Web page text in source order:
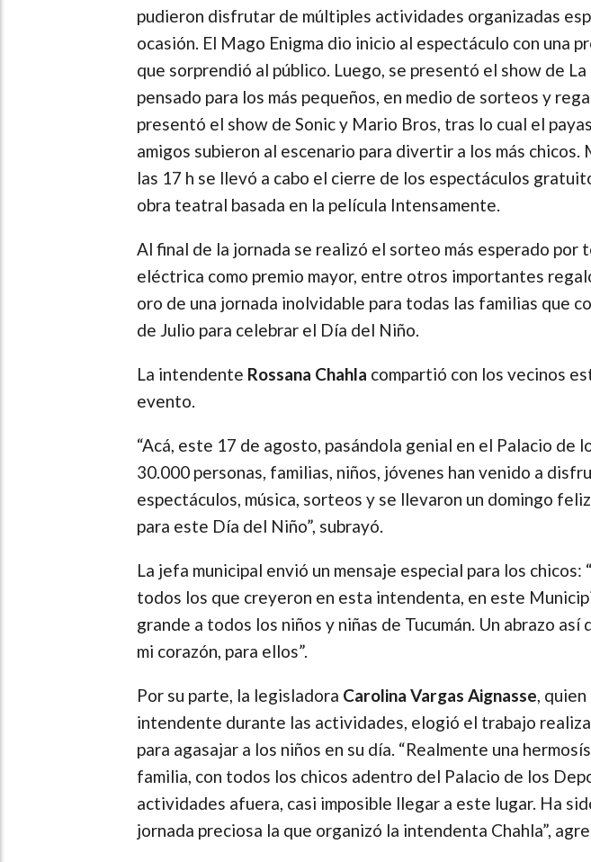
pudieron disfrutar de múltiples actividades organizadas
ocasión. El Mago Enigma dio inicio al espectáculo con una
que sorprendió al público. Luego, se presentó el show de La
pensado para los más pequeños, en medio de sorteos y
presentó el show de Sonic y Mario Bros, tras lo cual el
amigos subieron al escenario para divertir a los más chicos.
las 17 h se llevó a cabo el cierre de los espectáculos
obra teatral basada en la película Intensamente.
Al final de la jornada se realizó el sorteo más esperado por
eléctrica como premio mayor, entre otros importantes
oro de una jornada inolvidable para todas las familias que
de Julio para celebrar el Día del Niño.
La intendente Rossana Chahla compartió con los vecinos
evento.
“Acá, este 17 de agosto, pasándola genial en el Palacio de
30.000 personas, familias, niños, jóvenes han venido a
espectáculos, música, sorteos y se llevaron un domingo
para este Día del Niño”, subrayó.
La jefa municipal envió un mensaje especial para los chicos:
todos los que creyeron en esta intendenta, en este
grande a todos los niños y niñas de Tucumán. Un abrazo así
mi corazón, para ellos”.
Por su parte, la legisladora Carolina Vargas Aignasse, quien
intendente durante las actividades, elogió el trabajo
para agasajar a los niños en su día. “Realmente una
familia, con todos los chicos adentro del Palacio de los
actividades afuera, casi imposible llegar a este lugar. Ha
jornada preciosa la que organizó la intendenta Chahla”,